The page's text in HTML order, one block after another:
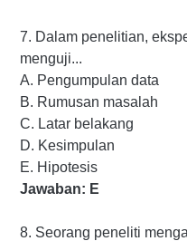
7. Dalam penelitian,
menguji...
A. Pengumpulan data
B. Rumusan masalah
C. Latar belakang
D. Kesimpulan
E. Hipotesis
Jawaban: E
8. Seorang peneliti